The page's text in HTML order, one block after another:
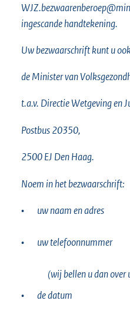
ingescande handtekening.
Uw bezwaarschrift kunt u
de Minister van
t.a.v. Directie Wetgeving en
Postbus 20350,
2500 EJ Den Haag.
Noem in het bezwaarschrift:
• uw naam en adres
• uw telefoonnummer
(wij bellen u dan over
•
de datum